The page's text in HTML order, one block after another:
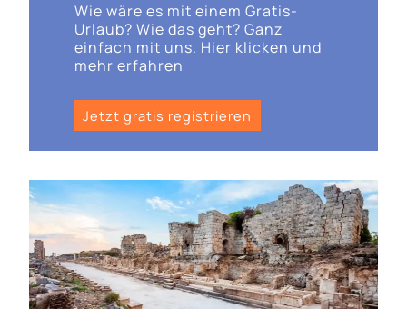
Wie wäre es mit einem Gratis-
Urlaub? Wie das geht? Ganz
einfach mit uns. Hier klicken und
mehr erfahren
Jetzt gratis registrieren